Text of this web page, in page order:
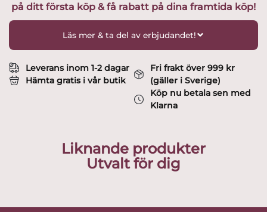
Hertha
Bengtsson
på ditt första köp & få rabatt på dina framtida köp!
Läs mer & ta del av erbjudandet!
Leverans inom 1-2 dagar
Hämta gratis i vår butik
Fri frakt över 999 kr
(gäller i Sverige)
Köp nu betala sen med
Klarna
Liknande produkter
Utvalt för dig